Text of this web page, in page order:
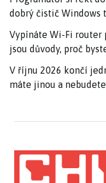
dobrý čistič Windows
Vypínáte Wi-Fi router
jsou důvody, proč
V říjnu 2026 končí
máte jinou a